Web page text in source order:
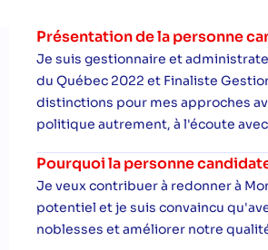
Présentation de la personne
Je suis gestionnaire et
du Québec 2022 et Finaliste
distinctions pour mes approches
politique autrement, à l'écoute
Pourquoi la personne
Je veux contribuer à redonner à
potentiel et je suis convaincu
noblesses et améliorer notre